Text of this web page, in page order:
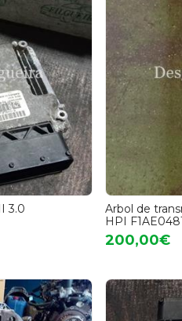
3.0
Arbol de
HPI
200,00€